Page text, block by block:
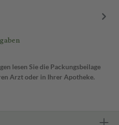
lesen Sie die Packungsbeilage
Arzt oder in Ihrer Apotheke.